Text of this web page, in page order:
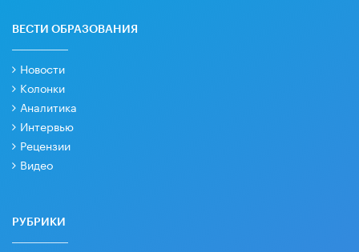
ВЕСТИ ОБРАЗОВАНИЯ
Новости
Колонки
Аналитика
Интервью
Рецензии
Видео
РУБРИКИ